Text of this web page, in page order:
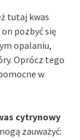
tutaj kwas
pozbyć się
opalaniu,
Oprócz tego
w
cytrynowy
zauważyć: